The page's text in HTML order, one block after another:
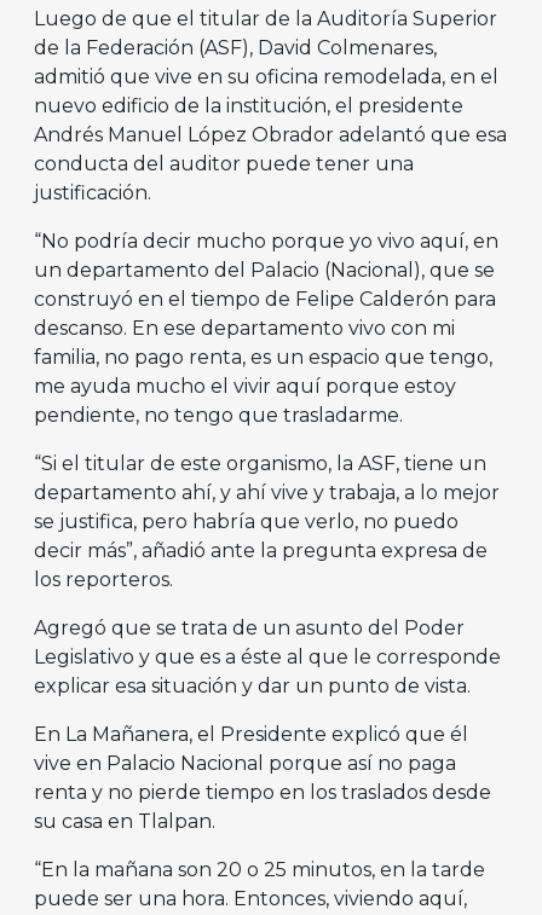
Luego de que el titular de la Auditoría Superior
de la Federación (ASF), David Colmenares,
admitió que vive en su oficina remodelada, en el
nuevo edificio de la institución, el presidente
Andrés Manuel López Obrador adelantó que esa
conducta del auditor puede tener una
justificación.
“No podría decir mucho porque yo vivo aquí, en
un departamento del Palacio (Nacional), que se
construyó en el tiempo de Felipe Calderón para
descanso. En ese departamento vivo con mi
familia, no pago renta, es un espacio que tengo,
me ayuda mucho el vivir aquí porque estoy
pendiente, no tengo que trasladarme.
“Si el titular de este organismo, la ASF, tiene un
departamento ahí, y ahí vive y trabaja, a lo mejor
se justifica, pero habría que verlo, no puedo
decir más”, añadió ante la pregunta expresa de
los reporteros.
​Agregó que se trata de un asunto del Poder
Legislativo y que es a éste al que le corresponde
explicar esa situación y dar un punto de vista.
En La Mañanera, el Presidente explicó que él
vive en Palacio Nacional porque así no paga
renta y no pierde tiempo en los traslados desde
su casa en Tlalpan.
“En la mañana son 20 o 25 minutos, en la tarde
puede ser una hora. Entonces, viviendo aquí,